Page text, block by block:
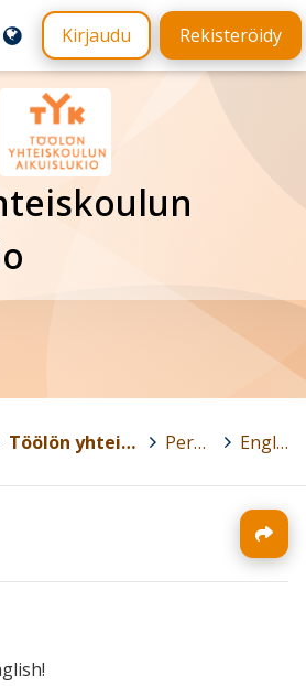
Kirjaudu Rekisteröidy
Töölön yhteiskoulun aikuislukio > Perusopetus > Englanti